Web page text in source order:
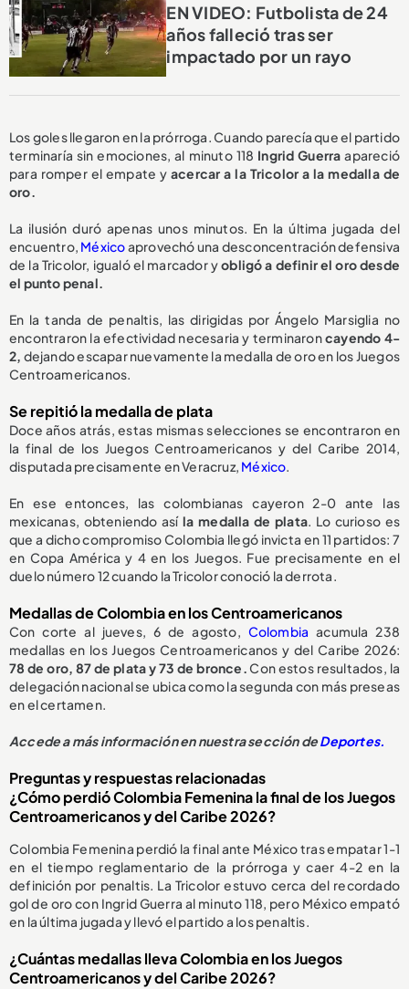
EN VIDEO: Futbolista de 24
años falleció tras ser
impactado por un rayo
Los goles llegaron en la prórroga. Cuando parecía que el partido
terminaría sin emociones, al minuto 118 Ingrid Guerra apareció
para romper el empate yacercar a la Tricolor a la medalla de
oro.
La ilusión duró apenas unos minutos. En la última jugada del
encuentro, Méxicoaprovechó una desconcentración defensiva
de la Tricolor, igualó el marcador yobligó a definir el oro desde
el punto penal.
En la tanda de penaltis, las dirigidas por Ángelo Marsiglia no
encontraron la efectividad necesaria y terminaroncayendo 4-
2, dejando escapar nuevamente la medalla de oro en los Juegos
Centroamericanos.
Se repitió la medalla de plata
Doce años atrás, estas mismas selecciones se encontraron en
la final de los Juegos Centroamericanos y del Caribe 2014,
disputada precisamente en Veracruz, México.
En ese entonces, las colombianas cayeron 2-0 ante las
mexicanas, obteniendo asíla medalla de plata. Lo curioso es
que a dicho compromiso Colombia llegó invicta en 11 partidos: 7
en Copa América y 4 en los Juegos. Fue precisamente en el
duelo número 12 cuando la Tricolor conoció la derrota.
Medallas de Colombia en los Centroamericanos
Con corte al jueves, 6 de agosto, Colombia acumula 238
medallas en los Juegos Centroamericanos y del Caribe 2026:
78 de oro, 87 de plata y 73 de bronce.Con estos resultados, la
delegación nacional se ubica como la segunda con más preseas
en el certamen.
Accede a más información en nuestra sección deDeportes.
Preguntas y respuestas relacionadas
¿Cómo perdió Colombia Femenina la final de los Juegos
Centroamericanos y del Caribe 2026?
Colombia Femenina perdió la final ante México tras empatar 1-1
en el tiempo reglamentario de la prórroga y caer 4-2 en la
definición por penaltis. La Tricolor estuvo cerca del recordado
gol de oro con Ingrid Guerra al minuto 118, pero México empató
en la última jugada y llevó el partido a los penaltis.
¿Cuántas medallas lleva Colombia en los Juegos
Centroamericanos y del Caribe 2026?